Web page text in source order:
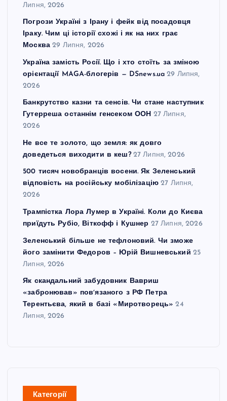
Липня, 2026
Погрози Україні з Ірану і фейк від посадовця
Іраку. Чим ці історії схожі і як на них грає
Москва 29 Липня, 2026
Україна замість Росії. Що і хто стоїть за зміною
орієнтації MAGA-блогерів — DSnews.ua 29 Липня,
2026
Банкрутство казни та сенсів. Чи стане наступник
Гутерреша останнім генсеком ООН 27 Липня,
2026
Не все те золото, що земля: як довго
доведеться виходити в кеш? 27 Липня, 2026
500 тисяч новобранців восени. Як Зеленський
відповість на російську мобілізацію 27 Липня,
2026
Трампістка Лора Лумер в Україні. Коли до Києва
приїдуть Рубіо, Віткофф і Кушнер 27 Липня, 2026
Зеленський більше не тефлоновий. Чи зможе
його замінити Федоров – Юрій Вишневський 25
Липня, 2026
Як скандальний забудовник Вавриш
«забронював» повʼязаного з РФ Петра
Терентьєва, який в базі «Миротворець» 24
Липня, 2026
Категорії